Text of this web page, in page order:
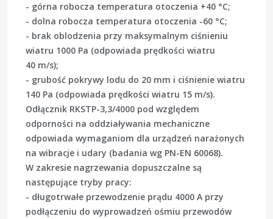
- górna robocza temperatura otoczenia +40 °C;
- dolna robocza temperatura otoczenia -60 °C;
- brak oblodzenia przy maksymalnym ciśnieniu
wiatru 1000 Pa (odpowiada prędkości wiatru
40 m/s);
- grubość pokrywy lodu do 20 mm i ciśnienie wiatru
140 Pa (odpowiada prędkości wiatru 15 m/s).
Odłącznik RKSTP-3,3/4000 pod względem
odporności na oddziaływania mechaniczne
odpowiada wymaganiom dla urządzeń narażonych
na wibracje i udary (badania wg PN-EN 60068).
W zakresie nagrzewania dopuszczalne są
następujące tryby pracy:
- długotrwałe przewodzenie prądu 4000 A przy
podłączeniu do wyprowadzeń ośmiu przewodów